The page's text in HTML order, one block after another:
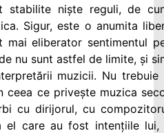
stabilite niște reguli, de
Sigur, este o anumita
eliberator sentimentul
nu sunt astfel de limite, și
muzicii. Nu trebuie
ce privește muzica
cu dirijorul, cu
care au fost intențiile lui,